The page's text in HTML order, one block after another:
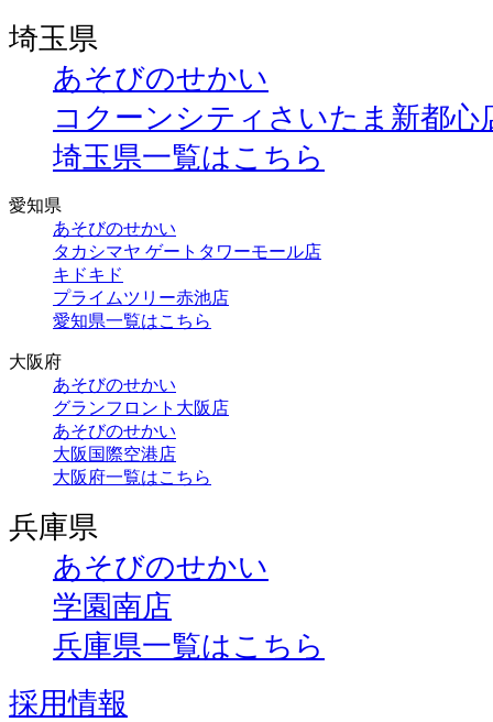
埼玉県
あそびのせかい
コクーンシティさいたま新都心
埼玉県一覧はこちら
愛知県
あそびのせかい
タカシマヤ ゲートタワーモール店
キドキド
プライムツリー赤池店
愛知県一覧はこちら
大阪府
あそびのせかい
グランフロント大阪店
あそびのせかい
大阪国際空港店
大阪府一覧はこちら
兵庫県
あそびのせかい
学園南店
兵庫県一覧はこちら
採用情報